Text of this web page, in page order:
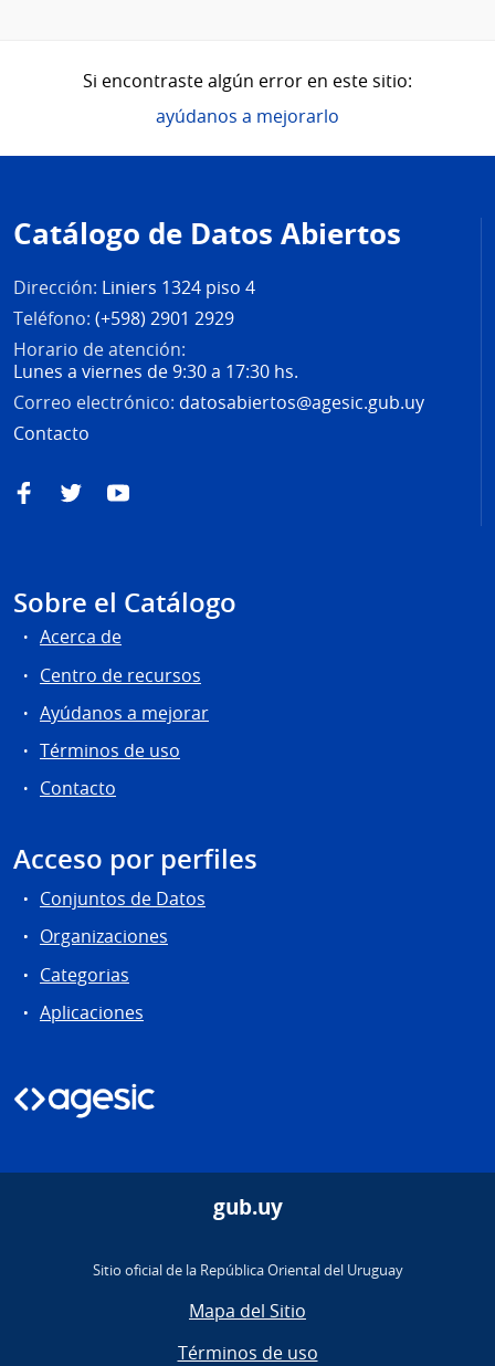
Si encontraste algún error en este sitio:
ayúdanos a mejorarlo
de
página
Catálogo de Datos Abiertos
Dirección: Liniers 1324 piso 4
Teléfono: (+598) 2901 2929
Horario de atención:
Lunes a viernes de 9:30 a 17:30 hs.
Correo electrónico: datosabiertos@agesic.gub.uy
Contacto
FacebookTwitterYouTube
Sobre el Catálogo
Acerca de
Centro de recursos
Ayúdanos a mejorar
Términos de uso
Contacto
Acceso por perfiles
Conjuntos de Datos
Organizaciones
Categorias
Aplicaciones
gub.uy
Sitio oficial de la República Oriental del Uruguay
Mapa del Sitio
Términos de uso